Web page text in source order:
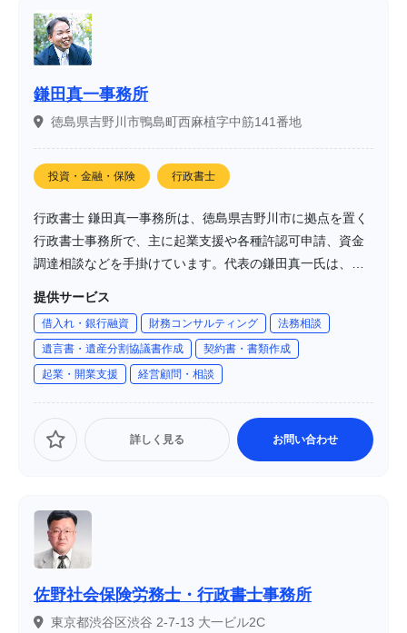
鎌田真一事務所
徳島県吉野川市鴨島町西麻植字中筋141番地
投資・金融・保険 行政書士
行政書士 鎌田真一事務所は、徳島県吉野川市に拠点を置く
行政書士事務所で、主に起業支援や各種許認可申請、資金
調達相談などを手掛けています。代表の鎌田真一氏は、土
化を目指して活動しています。
提供サービス
借入れ・銀行融資 財務コンサルティング
法務相談
遺言書・遺産分割協議書作成
契約書・書類作成
起業・開業支援
経営顧問・相談
詳しく見る お問い合わせ
佐野社会保険労務士・行政書士事務所
東京都渋谷区渋谷 2-7-13 大一ビル2C